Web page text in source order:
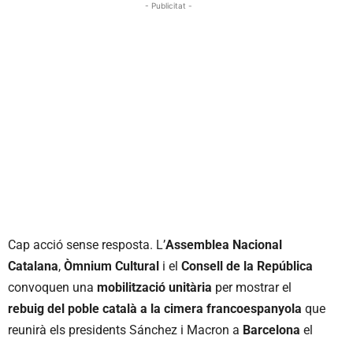
- Publicitat -
Cap acció sense resposta. L’Assemblea Nacional
Catalana, Òmnium Cultural i el Consell de la República
convoquen una mobilització unitària per mostrar el
rebuig del poble català a la cimera francoespanyola que
reunirà els presidents Sánchez i Macron a Barcelona el